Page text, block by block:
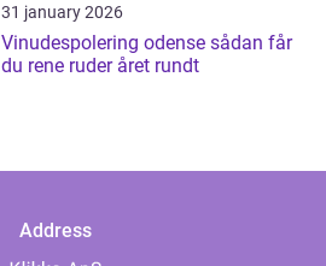
31 january 2026
Vinudespolering odense sådan får
du rene ruder året rundt
Address